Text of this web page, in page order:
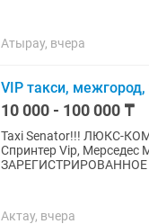
Атырау, вчера
VIP такси,
10 000 - 100 000 ₸
Taxi Senator!!! ЛЮКС-
Спринтер Vip, Мерседес
Актау, вчера